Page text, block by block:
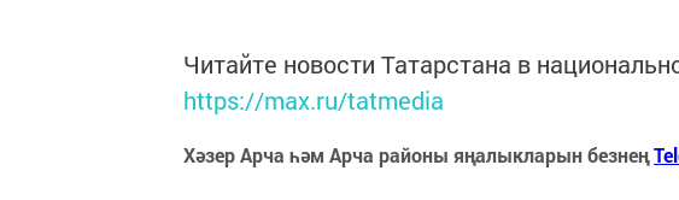
Читайте новости Татарстана в
https://max.ru/tatmedia
Хәзер Арча һәм Арча районы яңалыкларын безнең